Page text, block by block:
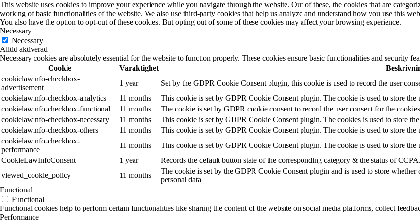
This website uses cookies to improve your experience while you navigate through the website. Out of these, the cookies that are
working of basic functionalities of the website. We also use third-party cookies that help us analyze and understand how you use this
You also have the option to opt-out of these cookies. But opting out of some of these cookies may affect your browsing experience.
Necessary
Necessary
Alltid aktiverad
Necessary cookies are absolutely essential for the website to function properly. These cookies ensure basic functionalities and security
Cookie
Varaktighet
cookielawinfo-checkbox-
advertisement
1 year
Set by the GDPR Cookie Consent plugin, this cookie is used to record the user
cookielawinfo-checkbox-analytics
11 months
This cookie is set by GDPR Cookie Consent plugin. The cookie is used to store
cookielawinfo-checkbox-functional
11 months
The cookie is set by GDPR cookie consent to record the user consent for the
cookielawinfo-checkbox-necessary
11 months
This cookie is set by GDPR Cookie Consent plugin. The cookies is used to store
cookielawinfo-checkbox-others
11 months
This cookie is set by GDPR Cookie Consent plugin. The cookie is used to store the
cookielawinfo-checkbox-
performance
11 months
This cookie is set by GDPR Cookie Consent plugin. The cookie is used to store
CookieLawInfoConsent
1 year
Records the default button state of the corresponding category & the status of
viewed_cookie_policy
11 months
The cookie is set by the GDPR Cookie Consent plugin and is used to store whether
personal data.
Functional
Functional
Functional cookies help to perform certain functionalities like sharing the content of the website on social media platforms, collect
Performance